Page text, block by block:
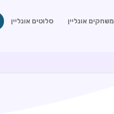
משחקים אונליין סלוטים אונליין